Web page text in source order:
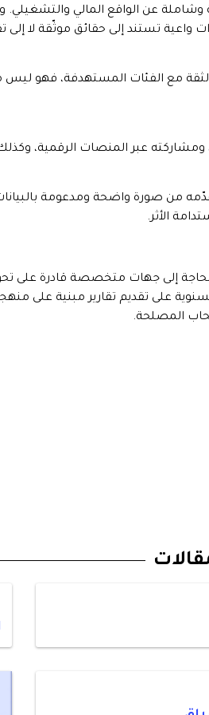
وشاملة عن الواقع المالي
تستند إلى حقائق موثّقة لا إلى
الثقة مع الفئات المستهدفة، فهو ليس
عبر المنصات الرقمية،
يقدّمه من صورة واضحة ومدعومة
الأثر.
إلى جهات متخصصة قادرة على تحويل
على تقديم تقارير مبنية على
المصلحة.